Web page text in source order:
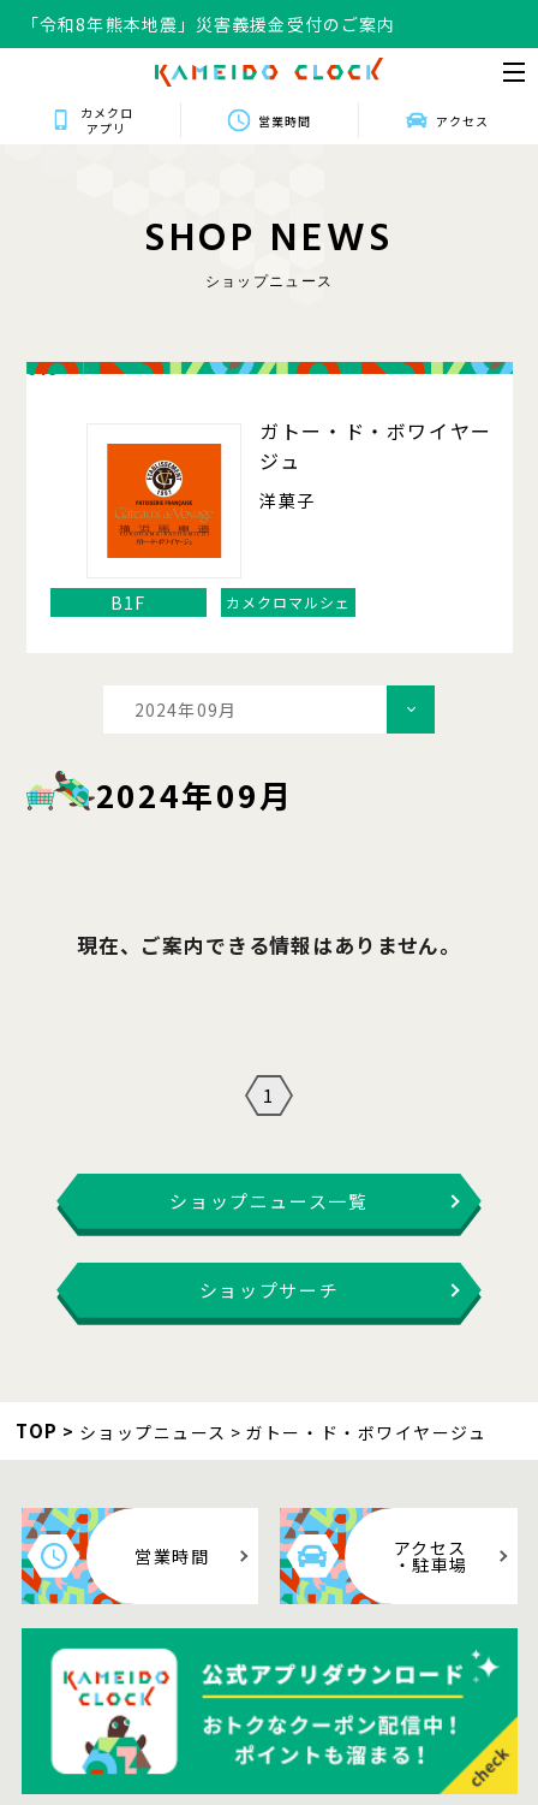
「令和8年熊本地震」災害義援金受付のご案内
カメクロ
アプリ
営業時間 アクセス
SHOP NEWS
ショップニュース
016
ガトー・ド・ボワイヤー
ジュ
洋菓子
B1F カメクロマルシェ
2024年09月
2024年09月
現在、ご案内できる情報はありません。
1
ショップニュース一覧
ショップサーチ
TOP ショップニュース ガトー・ド・ボワイヤージュ
営業時間 アクセス
・駐車場